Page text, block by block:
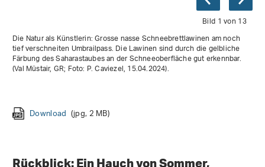
Bild 1 von 13
Die Natur als Künstlerin: Grosse nasse Schneebrettlawinen am noch
tief verschneiten Umbrailpass. Die Lawinen sind durch die gelbliche
Färbung des Saharastaubes an der Schneeoberfläche gut erkennbar.
(Val Müstair, GR; Foto: P. Caviezel, 15.04.2024).
Download (jpg, 2 MB)
Download (jpg, 2 MB)
Download (jpg, 2 MB)
Download (jpg, 7 MB)
Rückblick: Ein Hauch von Sommer,